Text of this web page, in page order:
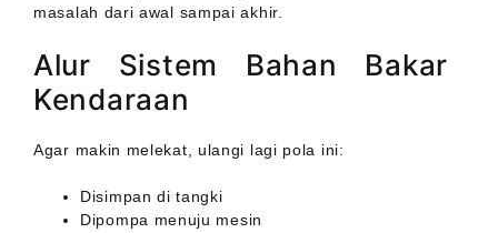
masalah dari awal sampai akhir.
Alur Sistem Bahan Bakar
Kendaraan
Agar makin melekat, ulangi lagi pola ini:
Disimpan di tangki
Dipompa menuju mesin